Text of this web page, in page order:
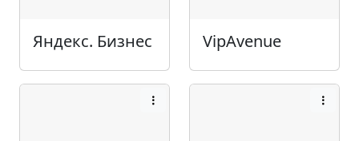
Яндекс. Бизнес VipAvenue